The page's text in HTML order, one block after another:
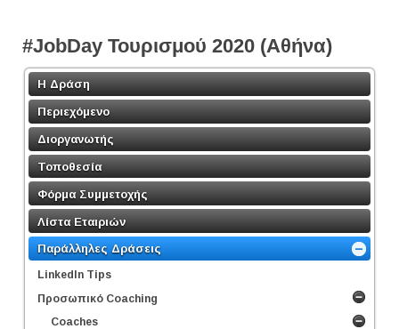
#JobDay Τουρισμού 2020 (Αθήνα)
Η Δράση
Περιεχόμενο
Διοργανωτής
Τοποθεσία
Φόρμα Συμμετοχής
Λίστα Εταιριών
Παράλληλες Δράσεις
LinkedΙn Tips
Προσωπικό Coaching
Coaches